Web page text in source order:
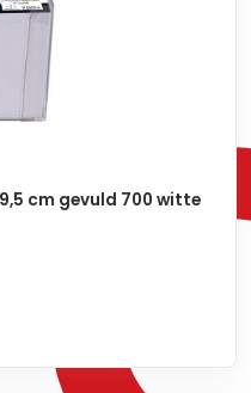
cm gevuld 700 witte